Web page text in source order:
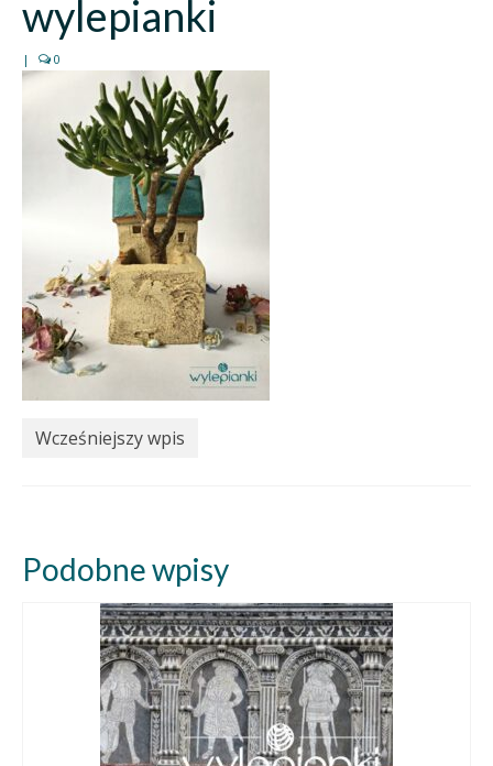
wylepianki
| 0
Wcześniejszy wpis
Podobne wpisy